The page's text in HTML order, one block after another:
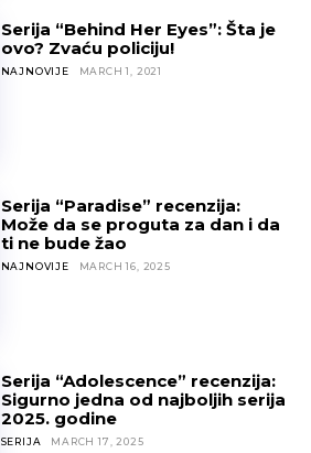
Serija “Behind Her Eyes”: Šta je
ovo? Zvaću policiju!
NAJNOVIJE MARCH 1, 2021
Serija “Paradise” recenzija:
Može da se proguta za dan i da
ti ne bude žao
NAJNOVIJE MARCH 16, 2025
Serija “Adolescence” recenzija:
Sigurno jedna od najboljih serija
2025. godine
SERIJA MARCH 17, 2025